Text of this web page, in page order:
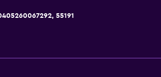
55191